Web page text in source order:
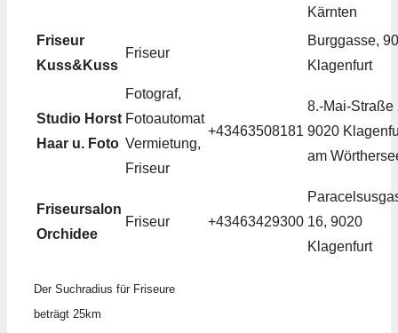
Kärnten
Friseur
Kuss&Kuss
Friseur
Burggasse,
Klagenfurt
Studio Horst
Haar u. Foto
Fotograf,
Fotoautomat
Vermietung,
Friseur
+43463508181
8.-Mai-Straße
9020
am
Friseursalon
Orchidee
Friseur +43463429300 16, 9020
Klagenfurt
Der Suchradius für Friseure
beträgt 25km